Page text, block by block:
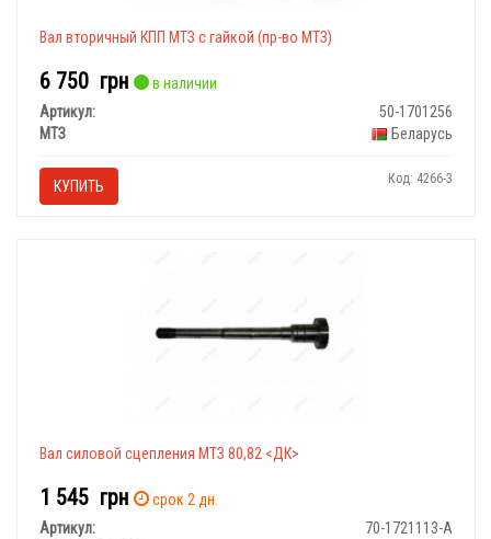
Вал вторичный КПП МТЗ с гайкой (пр-во МТЗ)
6 750 грн
в наличии
Артикул:
50-1701256
МТЗ
Беларусь
КУПИТЬ Код: 4266-3
Вал силовой сцепления МТЗ 80,82 <ДК>
1 545 грн
срок 2 дн.
Артикул:
70-1721113-А